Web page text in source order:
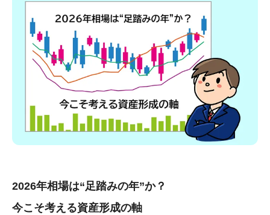
2026年相場は“足踏みの年”か？
今こそ考える資産形成の軸